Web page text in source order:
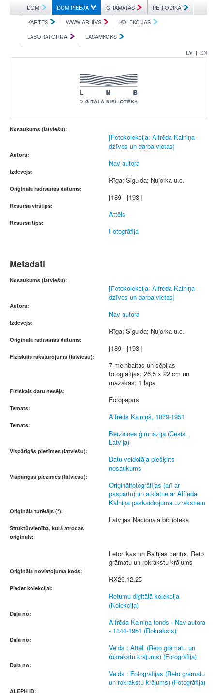
DOM DOM PIEEJA GRĀMATAS
PERIODIKA
KARTES
WWW ARHĪVS
KOLEKCIJAS
LABORATORIJA
LASĀMKOKS
LV | EN
Nosaukums (latviešu):
[Fotokolekcija: Alfrēda Kalniņa
dzīves un darba vietas]
Autors:
Nav autora
Izdevējs:
Rīga; Sigulda; Ņujorka u.c.
Oriģināla radīšanas datums:
[189-]-[193-]
Resursa virstips:
Attēls
Resursa tips:
Fotogrāfija
Metadati
Nosaukums (latviešu):
[Fotokolekcija: Alfrēda Kalniņa
dzīves un darba vietas]
Autors:
Nav autora
Izdevējs:
Rīga; Sigulda; Ņujorka u.c.
Oriģināla radīšanas datums:
[189-]-[193-]
Fiziskais raksturojums (latviešu):
7 melnbaltas un sēpijas
fotogrāfijas; 26,5 x 22 cm un
mazākas; 1 lapa
Fiziskais datu nesējs:
Fotopapīrs
Temats:
Alfrēds Kalniņš, 1879-1951
Temats:
Bērzaines ģimnāzija (Cēsis,
Latvija)
Vispārīgās piezīmes (latviešu):
Datu veidotāja piešķirts
nosaukums
Vispārīgās piezīmes (latviešu):
Oriģinālfotogrāfijas (arī ar
paspartū) un atklātne ar Alfrēda
Kalniņa paskaidrojuma uzrakstiem
Oriģināla turētājs (*):
Latvijas Nacionālā bibliotēka
Struktūrvienība, kurā atrodas
oriģināls:
Letonikas un Baltijas centrs. Reto
grāmatu un rokrakstu krājums
Oriģināla novietojuma kods:
RX29,12,25
Pieder kolekcijai:
Retumu digitālā kolekcija
(Kolekcija)
Daļa no:
Alfrēda Kalniņa fonds - Nav autora
- 1844-1951 (Rokraksts)
Daļa no:
Veids : Attēli (Reto grāmatu un
rokrakstu krājums) (Fotogrāfija)
Daļa no:
Veids : Fotogrāfijas (Reto grāmatu
un rokrakstu krājums) (Fotogrāfija)
ALEPH ID: